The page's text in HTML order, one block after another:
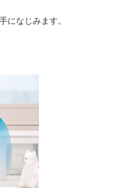
になじみます。